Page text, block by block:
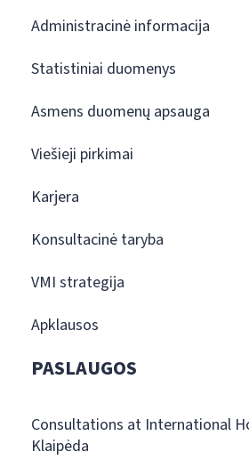
Administracinė informacija
Statistiniai duomenys
Asmens duomenų apsauga
Viešieji pirkimai
Karjera
Konsultacinė taryba
VMI strategija
Apklausos
PASLAUGOS
Consultations at International
Klaipėda